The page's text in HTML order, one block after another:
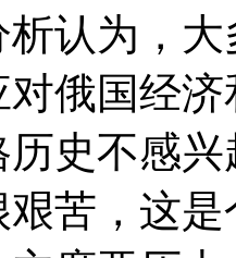
析认为，
俄国经
史不感
艰苦，这